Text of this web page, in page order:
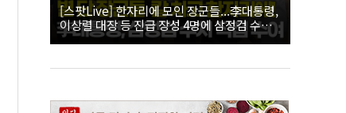
[스팟Live] 한자리에 모인 장군들...李대통령,
이상렬 대장 등 진급 장성 4명에 삼정검 수치
직접 수여｜26.08.07 장성 진급·삼정검 수치